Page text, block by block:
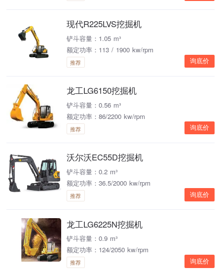
现代R225LVS挖掘机
铲斗容量：1.05 m³
额定功率：113 / 1900 kw/rpm
推荐 询底价
龙工LG6150挖掘机
铲斗容量：0.56 m³
额定功率：86/2200 kw/rpm
推荐 询底价
沃尔沃EC55D挖掘机
铲斗容量：0.2 m³
额定功率：36.5/2000 kw/rpm
推荐 询底价
龙工LG6225N挖掘机
铲斗容量：0.9 m³
额定功率：124/2050 kw/rpm
推荐 询底价